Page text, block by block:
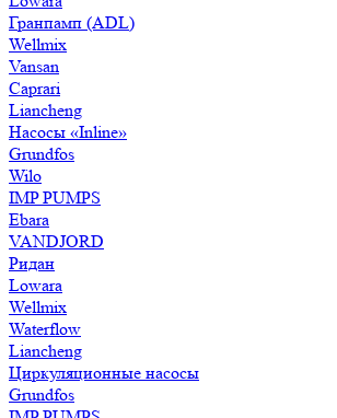
Гранпамп (ADL)
Wellmix
Vansan
Caprari
Liancheng
Насосы «Inline»
Grundfos
Wilo
IMP PUMPS
Ebara
VANDJORD
Ридан
Lowara
Wellmix
Waterflow
Liancheng
Циркуляционные насосы
Grundfos